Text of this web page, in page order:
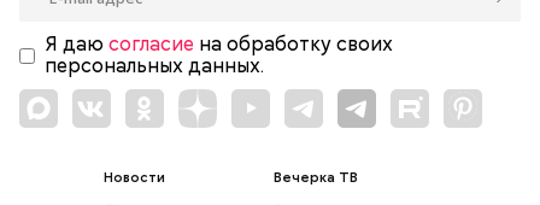
Я даю согласие на обработку своих
персональных данных.
Новости
Вечерка ТВ